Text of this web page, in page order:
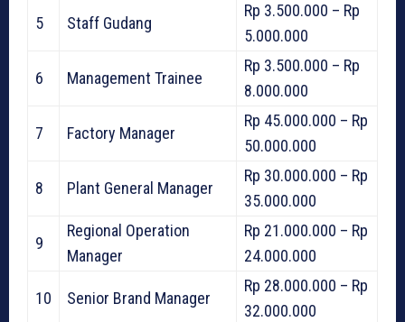
5 Staff Gudang
Rp 3.500.000 – Rp
5.000.000
6 Management Trainee
Rp 3.500.000 – Rp
8.000.000
7 Factory Manager
Rp 45.000.000 – Rp
50.000.000
8 Plant General Manager
Rp 30.000.000 – Rp
35.000.000
9
Regional Operation
Manager
Rp 21.000.000 – Rp
24.000.000
10 Senior Brand Manager
Rp 28.000.000 – Rp
32.000.000